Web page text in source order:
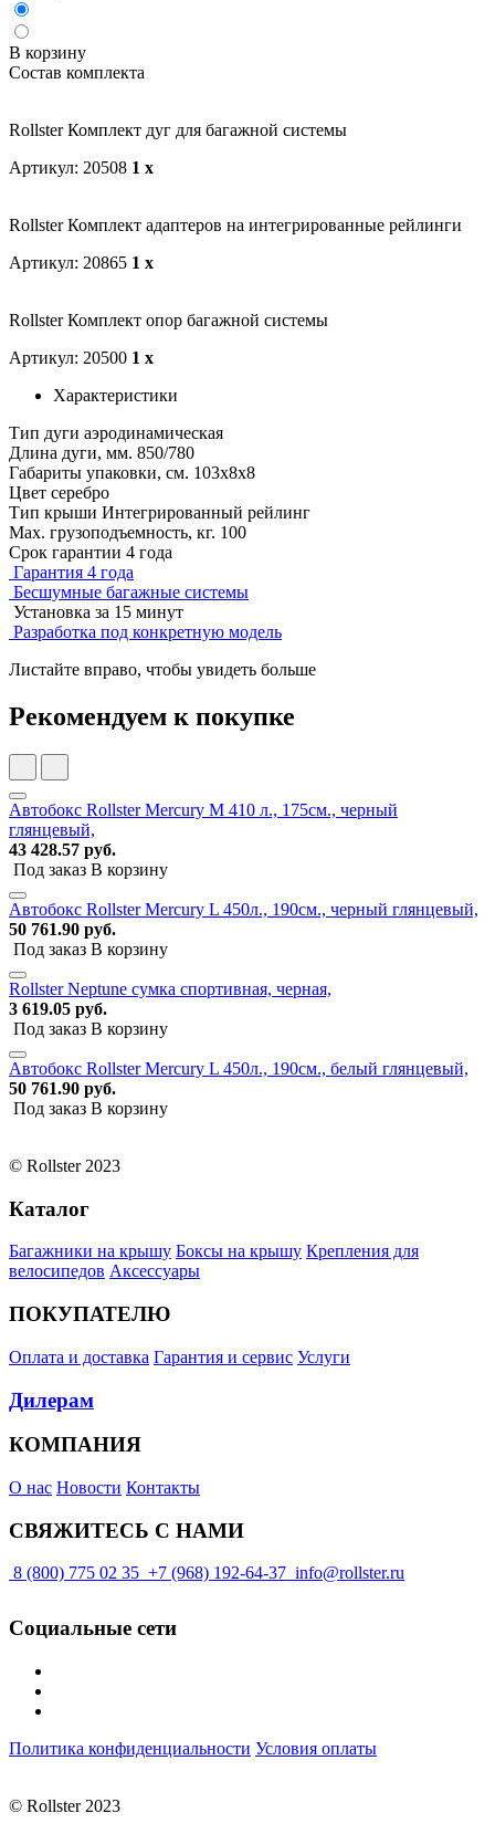
В корзину
Состав комплекта
Rollster Комплект дуг для багажной системы
Артикул: 20508 1 x
Rollster Комплект адаптеров на интегрированные рейлинги
Артикул: 20865 1 x
Rollster Комплект опор багажной системы
Артикул: 20500 1 x
Характеристики
Тип дуги аэродинамическая
Длина дуги, мм. 850/780
Габариты упаковки, см. 103х8х8
Цвет серебро
Тип крыши Интегрированный рейлинг
Мах. грузоподъемность, кг. 100
Срок гарантии 4 года
Гарантия 4 года
Бесшумные багажные системы
Установка за 15 минут
Разработка под конкретную модель
Листайте вправо, чтобы увидеть больше
Рекомендуем к покупке
Автобокс Rollster Mercury M 410 л., 175см., черный
глянцевый,
43 428.57 руб.
Под заказ В корзину
Автобокс Rollster Mercury L 450л., 190см., черный глянцевый,
50 761.90 руб.
Под заказ В корзину
Rollster Neptune сумка спортивная, черная,
3 619.05 руб.
Под заказ В корзину
Автобокс Rollster Mercury L 450л., 190см., белый глянцевый,
50 761.90 руб.
Под заказ В корзину
© Rollster 2023
Каталог
Багажники на крышу Боксы на крышу Крепления для
велосипедов Аксессуары
ПОКУПАТЕЛЮ
Оплата и доставка Гарантия и сервис Услуги
Дилерам
КОМПАНИЯ
О нас Новости Контакты
СВЯЖИТЕСЬ С НАМИ
8 (800) 775 02 35 +7 (968) 192-64-37 info@rollster.ru
Социальные сети
Политика конфиденциальности Условия оплаты
© Rollster 2023